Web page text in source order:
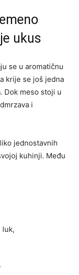
ukus
se u aromatičnu
krije se još jedna
Dok meso stoji u
i
jednostavnih
kuhinji. Među
luk,